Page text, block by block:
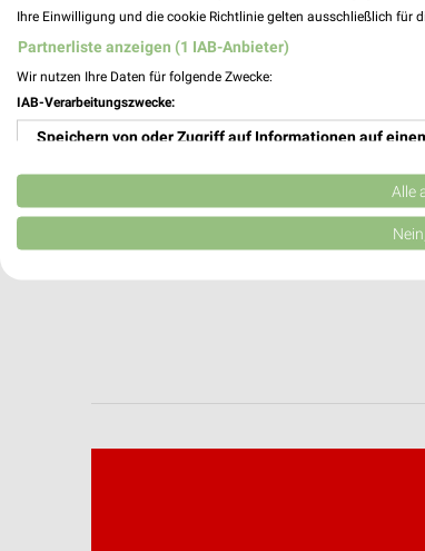
Ihre Einwilligung und die cookie Richtlinie gelten ausschließlich für
Partnerliste anzeigen (1 IAB-Anbieter)
Wir nutzen Ihre Daten für folgende Zwecke:
IAB-Verarbeitungszwecke:
Speichern von oder Zugriff auf Informationen auf
Verwendung reduzierter Daten zur Auswahl von
Erstellung von Profilen für personalisierte Werbung
Analyse von Zielgruppen durch Statistiken oder
Alle